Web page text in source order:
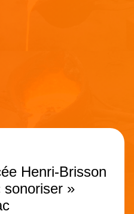
Henri-Brisson
sonoriser »